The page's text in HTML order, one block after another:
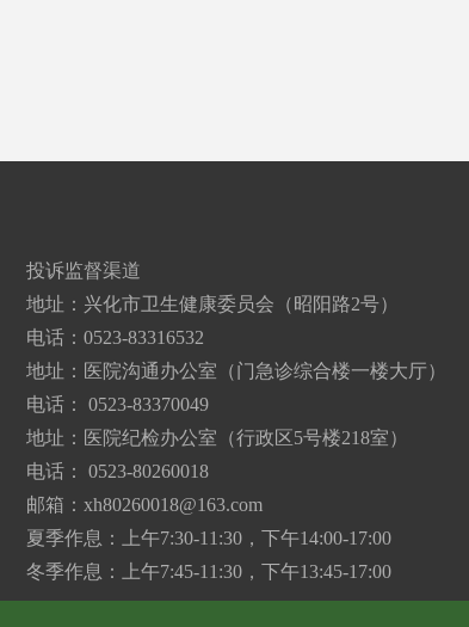
投诉监督渠道
地址：兴化市卫生健康委员会（昭阳路2号）
电话：0523-83316532
地址：医院沟通办公室（门急诊综合楼一楼大厅）
电话： 0523-83370049
地址：医院纪检办公室（行政区5号楼218室）
电话： 0523-80260018
邮箱： xh80260018@163.com
夏季作息：上午7:30-11:30，下午14:00-17:00
冬季作息：上午7:45-11:30，下午13:45-17:00